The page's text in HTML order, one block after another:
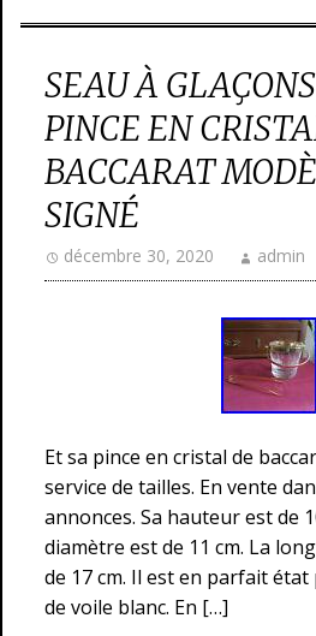
SEAU À
PINCE EN
BACCARAT
SIGNÉ
décembre 30, 2020 admin
Et sa pince en cristal de
service de tailles. En vente
annonces. Sa hauteur est de
diamètre est de 11 cm. La
de 17 cm. Il est en parfait état
de voile blanc. En […]